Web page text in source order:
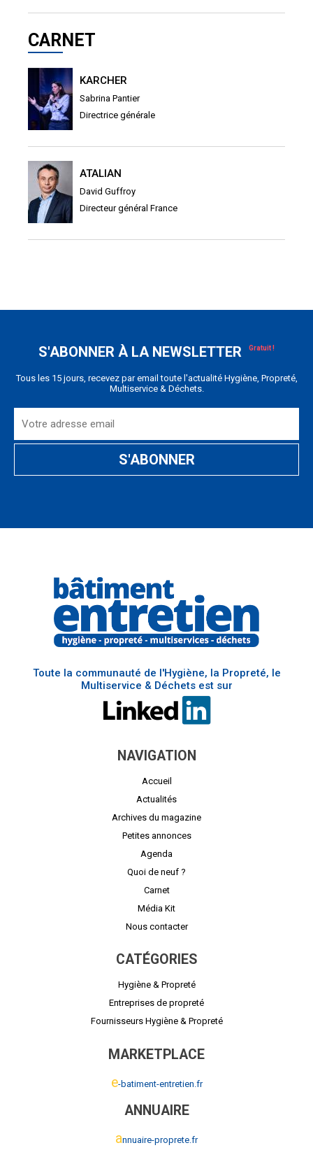
CARNET
KARCHER
Sabrina Pantier
Directrice générale
ATALIAN
David Guffroy
Directeur général France
S'ABONNER À LA NEWSLETTER
Tous les 15 jours, recevez par email toute l'actualité Hygiène, Propreté,
Multiservice & Déchets.
Toute la communauté de l'Hygiène, la Propreté, le
Multiservice & Déchets est sur
NAVIGATION
Accueil
Actualités
Archives du magazine
Petites annonces
Agenda
Quoi de neuf ?
Carnet
Média Kit
Nous contacter
CATÉGORIES
Hygiène & Propreté
Entreprises de propreté
Fournisseurs Hygiène & Propreté
MARKETPLACE
e-batiment-entretien.fr
ANNUAIRE
annuaire-proprete.fr